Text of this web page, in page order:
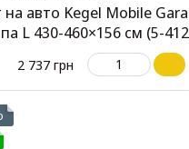
на авто Kegel Mobile
L 430-460×156 см (5-
3020)
2 737 грн